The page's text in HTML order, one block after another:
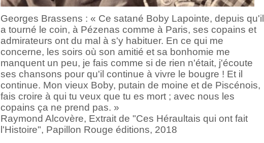
Georges Brassens : « Ce satané Boby Lapointe, depuis qu'il
a tourné le coin, à Pézenas comme à Paris, ses copains et
admirateurs ont du mal à s'y habituer. En ce qui me
concerne, les soirs où son amitié et sa bonhomie me
manquent un peu, je fais comme si de rien n'était, j'écoute
ses chansons pour qu'il continue à vivre le bougre ! Et il
continue. Mon vieux Boby, putain de moine et de Piscénois,
fais croire à qui tu veux que tu es mort ; avec nous les
copains ça ne prend pas. »
Raymond Alcovère, Extrait de "Ces Héraultais qui ont fait
l'Histoire", Papillon Rouge éditions, 2018